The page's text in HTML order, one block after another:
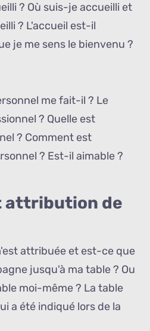
? Où suis-je accueilli et
? L'accueil est-il
je me sens le bienvenu ?
me fait-il ? Le
? Quelle est
? Comment est
? Est-il aimable ?
attribution de
attribuée et est-ce que
jusqu'à ma table ? Ou
moi-même ? La table
a été indiqué lors de la